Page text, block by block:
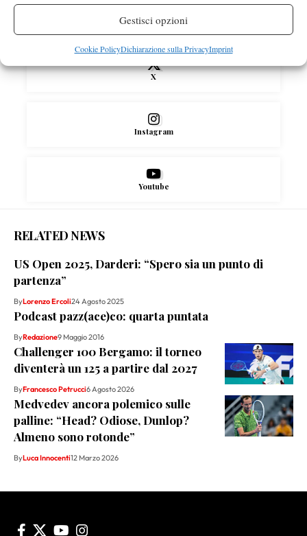
Gestisci opzioni
Cookie PolicyDichiarazione sulla PrivacyImprint
Facebook
X
Instagram
Youtube
RELATED NEWS
US Open 2025, Darderi: “Spero sia un punto di
partenza”
ByLorenzo Ercoli24 Agosto 2025
Podcast pazz(ace)co: quarta puntata
ByRedazione9 Maggio 2016
Challenger 100 Bergamo: il torneo
diventerà un 125 a partire dal 2027
ByFrancesco Petrucci6 Agosto 2026
Medvedev ancora polemico sulle
palline: “Head? Odiose, Dunlop?
Almeno sono rotonde”
ByLuca Innocenti12 Marzo 2026